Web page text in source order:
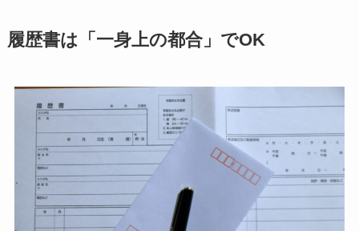
履歴書は「一身上の都合」でOK